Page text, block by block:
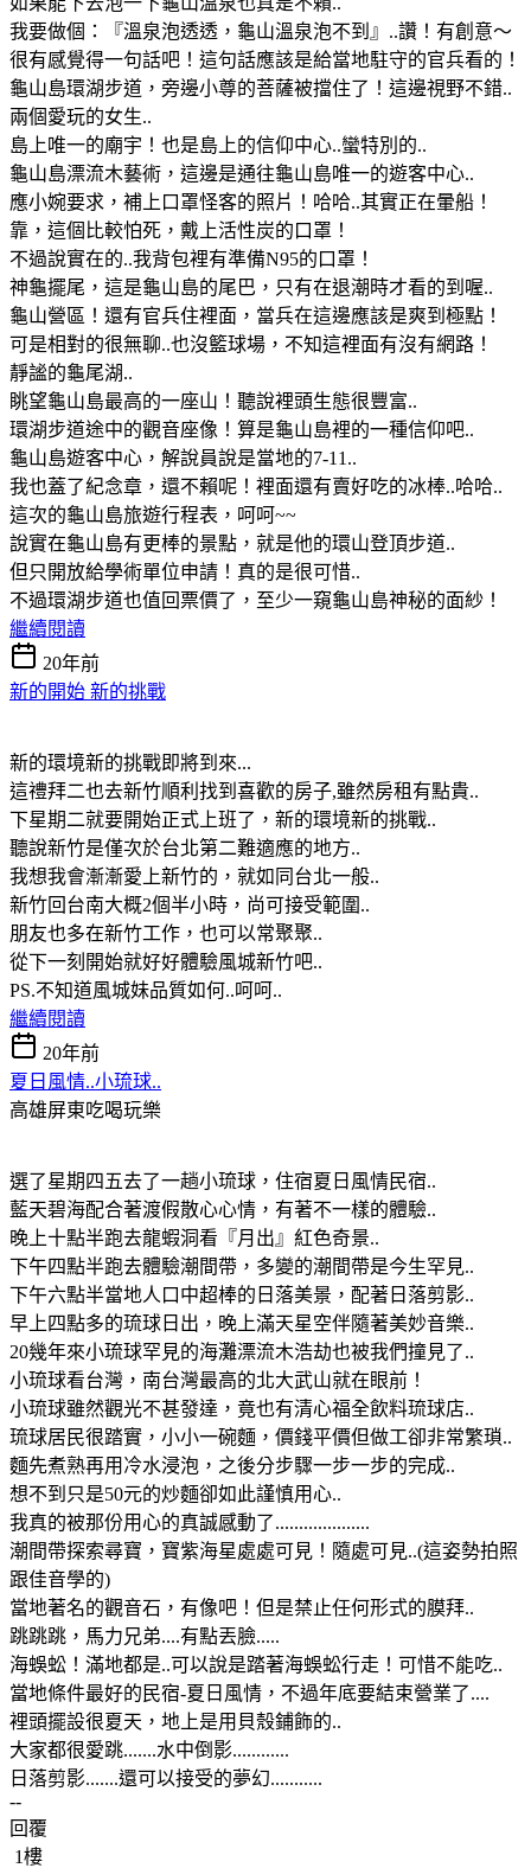
我要做個：『溫泉泡透透，龜山溫泉泡不到』..讚！有創意～
很有感覺得一句話吧！這句話應該是給當地駐守的官兵看的！
龜山島環湖步道，旁邊小尊的菩薩被擋住了！這邊視野不錯..
兩個愛玩的女生..
島上唯一的廟宇！也是島上的信仰中心..蠻特別的..
龜山島漂流木藝術，這邊是通往龜山島唯一的遊客中心..
應小婉要求，補上口罩怪客的照片！哈哈..其實正在暈船！
靠，這個比較怕死，戴上活性炭的口罩！
不過說實在的..我背包裡有準備N95的口罩！
神龜擺尾，這是龜山島的尾巴，只有在退潮時才看的到喔..
龜山營區！還有官兵住裡面，當兵在這邊應該是爽到極點！
可是相對的很無聊..也沒籃球場，不知這裡面有沒有網路！
靜謐的龜尾湖..
眺望龜山島最高的一座山！聽說裡頭生態很豐富..
環湖步道途中的觀音座像！算是龜山島裡的一種信仰吧..
龜山島遊客中心，解說員說是當地的7-11..
我也蓋了紀念章，還不賴呢！裡面還有賣好吃的冰棒..哈哈..
這次的龜山島旅遊行程表，呵呵~~
說實在龜山島有更棒的景點，就是他的環山登頂步道..
但只開放給學術單位申請！真的是很可惜..
不過環湖步道也值回票價了，至少一窺龜山島神秘的面紗！
繼續閱讀
20年前
新的開始 新的挑戰
新的環境新的挑戰即將到來...
這禮拜二也去新竹順利找到喜歡的房子,雖然房租有點貴..
下星期二就要開始正式上班了，新的環境新的挑戰..
聽說新竹是僅次於台北第二難適應的地方..
我想我會漸漸愛上新竹的，就如同台北一般..
新竹回台南大概2個半小時，尚可接受範圍..
朋友也多在新竹工作，也可以常聚聚..
從下一刻開始就好好體驗風城新竹吧..
PS.不知道風城妹品質如何..呵呵..
繼續閱讀
20年前
夏日風情..小琉球..
高雄屏東吃喝玩樂
選了星期四五去了一趟小琉球，住宿夏日風情民宿..
藍天碧海配合著渡假散心心情，有著不一樣的體驗..
晚上十點半跑去龍蝦洞看『月出』紅色奇景..
下午四點半跑去體驗潮間帶，多變的潮間帶是今生罕見..
下午六點半當地人口中超棒的日落美景，配著日落剪影..
早上四點多的琉球日出，晚上滿天星空伴隨著美妙音樂..
20幾年來小琉球罕見的海灘漂流木浩劫也被我們撞見了..
小琉球看台灣，南台灣最高的北大武山就在眼前！
小琉球雖然觀光不甚發達，竟也有清心福全飲料琉球店..
琉球居民很踏實，小小一碗麵，價錢平價但做工卻非常繁瑣..
麵先煮熟再用冷水浸泡，之後分步驟一步一步的完成..
想不到只是50元的炒麵卻如此謹慎用心..
我真的被那份用心的真誠感動了....................
潮間帶探索尋寶，寶紫海星處處可見！隨處可見..(這姿勢拍照
跟佳音學的)
當地著名的觀音石，有像吧！但是禁止任何形式的膜拜..
跳跳跳，馬力兄弟....有點丟臉.....
海蜈蚣！滿地都是..可以說是踏著海蜈蚣行走！可惜不能吃..
當地條件最好的民宿-夏日風情，不過年底要結束營業了....
裡頭擺設很夏天，地上是用貝殼鋪飾的..
大家都很愛跳.......水中倒影............
日落剪影.......還可以接受的夢幻...........
--
回覆
1樓